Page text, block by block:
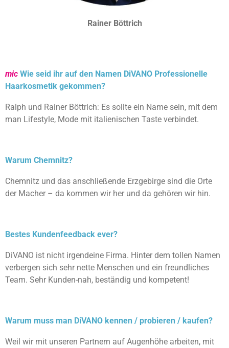
Rainer Böttrich
mic Wie seid ihr auf den Namen DiVANO Professionelle
Haarkosmetik gekommen?
Ralph und Rainer Böttrich: Es sollte ein Name sein, mit dem
man Lifestyle, Mode mit italienischen Taste verbindet.
Warum Chemnitz?
Chemnitz und das anschließende Erzgebirge sind die Orte
der Macher – da kommen wir her und da gehören wir hin.
Bestes Kundenfeedback ever?
DiVANO ist nicht irgendeine Firma. Hinter dem tollen Namen
verbergen sich sehr nette Menschen und ein freundliches
Team. Sehr Kunden-nah, beständig und kompetent!
Warum muss man DiVANO kennen / probieren / kaufen?
Weil wir mit unseren Partnern auf Augenhöhe arbeiten, mit